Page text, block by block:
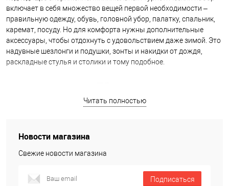
включает в себя множество вещей первой необходимости –
правильную одежду, обувь, головной убор, палатку, спальник,
каремат, посуду. Но для комфорта нужны дополнительные
аксессуары, чтобы отдохнуть с удовольствием даже зимой. Это
надувные шезлонги и подушки, зонты и накидки от дождя,
раскладные стулья и столики и тому подобное.
Читать полностью
Новости магазина
Свежие новости магазина
Подписаться